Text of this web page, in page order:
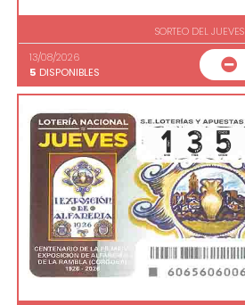
SORTEO DEL JUEVES
13/08/2026
5 DISPONIBLES